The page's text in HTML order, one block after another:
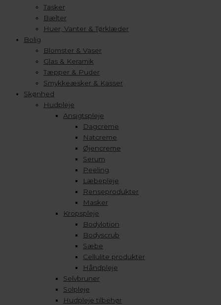
Tasker
Bælter
Huer, Vanter & Tørklæder
Bolig
Blomster & Vaser
Glas & Keramik
Tæpper & Puder
Smykkeæsker & Kasser
Skønhed
Hudpleje
Ansigtspleje
Dagcreme
Natcreme
Øjencreme
Serum
Peeling
Læbepleje
Renseprodukter
Masker
Kropspleje
Bodylotion
Bodyscrub
Sæbe
Cellulite produkter
Håndpleje
Selvbruner
Solpleje
Hudpleje tilbehør